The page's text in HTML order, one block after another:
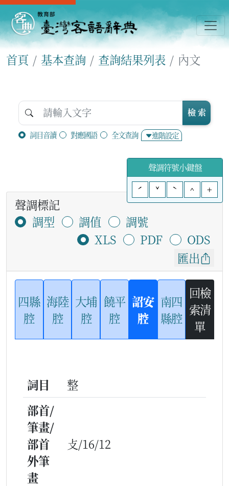
首頁 基本查詢 查詢結果列表 內文
詞目音讀 對應國語 全文查詢 進階設定
檢 索
聲調符號小鍵盤
ˊ
ˇ ˋ ^ +
聲調標記
調型
調值
調號
XLS
PDF
ODS
匯出
四縣
腔
海陸
腔
大埔
腔
饒平
腔
詔安
腔
南四
縣腔
回檢
索清
單
詞目
整
部首/
筆畫/
部首
外筆
畫
攴/16/12